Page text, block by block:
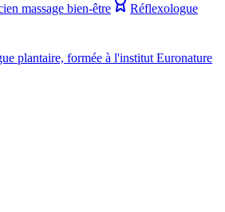
massage bien-être
Réflexologue
plantaire, formée à l'institut Euronature